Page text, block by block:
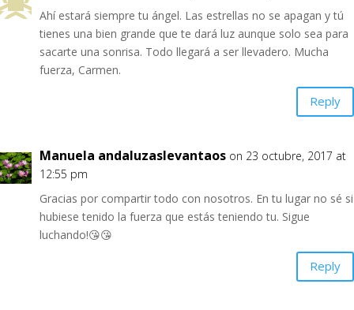
Ahí estará siempre tu ángel. Las estrellas no se apagan y tú
tienes una bien grande que te dará luz aunque solo sea para
sacarte una sonrisa. Todo llegará a ser llevadero. Mucha
fuerza, Carmen.
Reply
Manuela andaluzaslevantaos on 23 octubre, 2017 at
12:55 pm
Gracias por compartir todo con nosotros. En tu lugar no sé si
hubiese tenido la fuerza que estás teniendo tu. Sigue
luchando!😘😘
Reply